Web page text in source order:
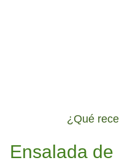
¿Qué
Ensalada